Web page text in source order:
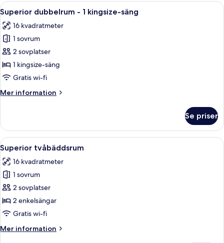
Öppna
alla
foton
för
Superior
dubbelrum
-
kingsize-
Ett hotellrum med en stor säng, ett
9
Superior dubbelrum - 1 kingsize-säng
16 kvadratmeter
1 sovrum
2 sovplatser
1 kingsize-säng
Gratis wi-fi
Mer information
Mer
dubbelrum
1
kingsize-
säng
Se priser
Öppna
alla
foton
för
Superior
tvåbäddsrum
Ett hotellrum med två sängar, ett
7
Superior tvåbäddsrum
16 kvadratmeter
1 sovrum
2 sovplatser
2 enkelsängar
Gratis wi-fi
Mer information
Mer